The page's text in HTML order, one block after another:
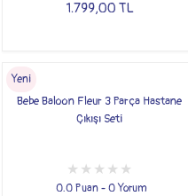
1.799,00 TL
Yeni
Bebe Baloon Fleur 3 Parça Hastane
Çıkışı Seti
0.0 Puan - 0 Yorum